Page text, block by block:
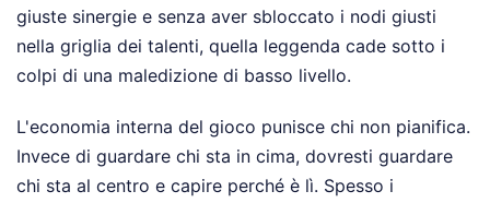
giuste sinergie e senza aver sbloccato i nodi giusti
nella griglia dei talenti, quella leggenda cade sotto i
colpi di una maledizione di basso livello.
L'economia interna del gioco punisce chi non pianifica.
Invece di guardare chi sta in cima, dovresti guardare
chi sta al centro e capire perché è lì. Spesso i